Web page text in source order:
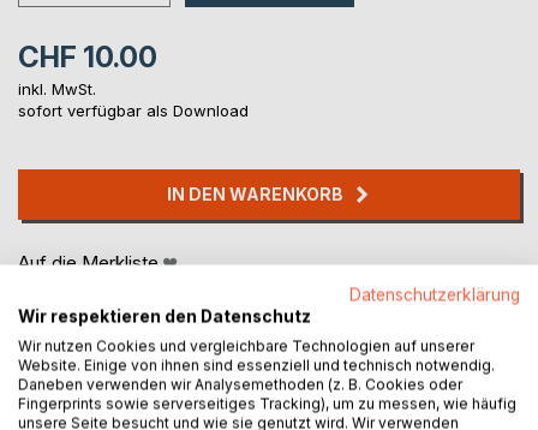
CHF 10.00
inkl. MwSt.
sofort verfügbar als Download
IN DEN WARENKORB
Auf die Merkliste
Datenschutzerklärung
Wir respektieren den Datenschutz
Wir nutzen Cookies und vergleichbare Technologien auf unserer
Website. Einige von ihnen sind essenziell und technisch notwendig.
Daneben verwenden wir Analysemethoden (z. B. Cookies oder
Fingerprints sowie serverseitiges Tracking), um zu messen, wie häufig
unsere Seite besucht und wie sie genutzt wird. Wir verwenden